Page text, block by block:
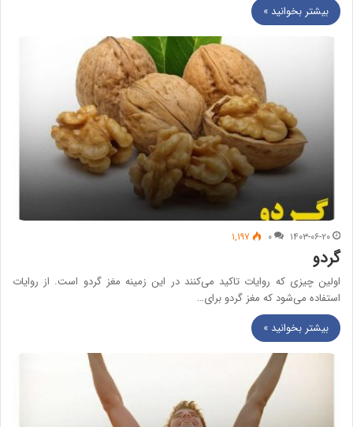
بیشتر بخوانید »
۱۴۰۳-۰۶-۲۰ ۰ ۱,۱۹۷
گردو
اولین چیزی که روایات تاکید می‌کنند در این زمینه مغز گردو است. از روایات
استفاده می‌شود که مغز گردو برای…
بیشتر بخوانید »